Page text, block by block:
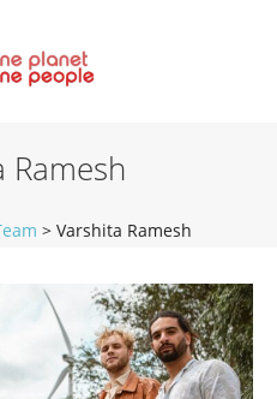
Ramesh
> Varshita Ramesh